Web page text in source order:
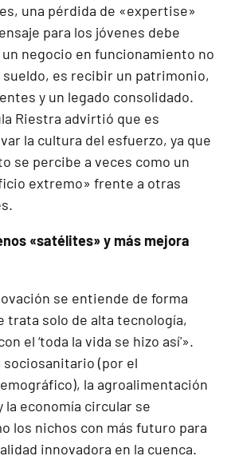
una pérdida de «expertise»
para los jóvenes debe
negocio en funcionamiento no
sueldo, es recibir un patrimonio,
y un legado consolidado.
Riestra advirtió que es
la cultura del esfuerzo, ya que
se percibe a veces como un
extremo» frente a otras
«satélites» y más mejora
se entiende de forma
trata solo de alta tecnología,
el ‘toda la vida se hizo así'».
(por el
la agroalimentación
la economía circular se
los nichos con más futuro para
innovadora en la cuenca.